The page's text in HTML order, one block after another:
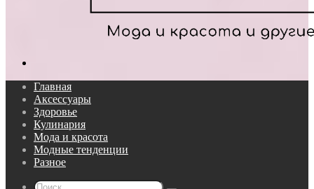
Главная
Аксессуары
Здоровье
Кулинария
Мода и красота
Модные тенденции
Разное